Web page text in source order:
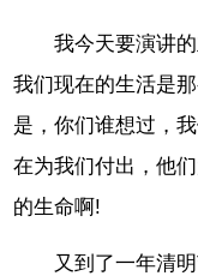
我今天要演讲
我们现在的生活是
是，你们谁想过，
在为我们付出，他
的生命啊!
又到了一年清